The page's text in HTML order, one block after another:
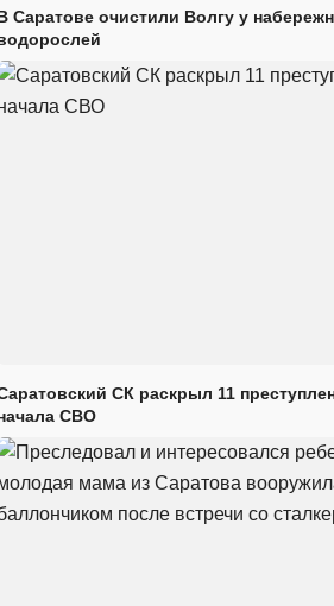
Саратове очистили Волгу у
СК раскрыл 11
СВО